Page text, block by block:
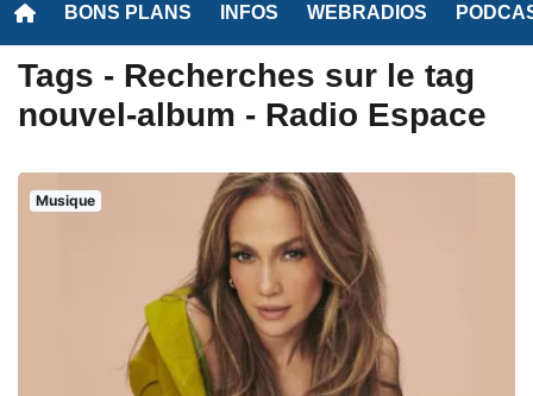
BONS PLANS INFOS WEBRADIOS
Tags - Recherches sur le tag
nouvel-album - Radio Espace
Musique